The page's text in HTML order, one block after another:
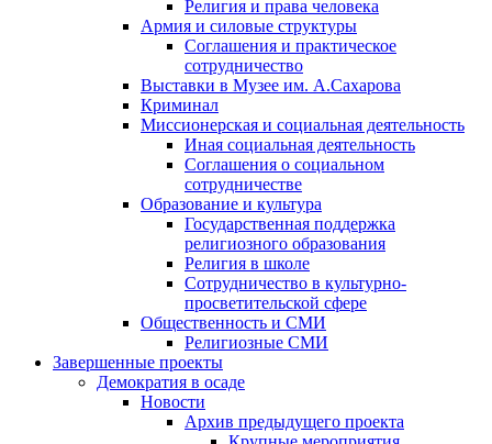
Религия и права человека
Армия и силовые структуры
Соглашения и практическое
сотрудничество
Выставки в Музее им. А.Сахарова
Криминал
Миссионерская и социальная деятельность
Иная социальная деятельность
Соглашения о социальном
сотрудничестве
Образование и культура
Государственная поддержка
религиозного образования
Религия в школе
Сотрудничество в культурно-
просветительской сфере
Общественность и СМИ
Религиозные СМИ
Завершенные проекты
Демократия в осаде
Новости
Архив предыдущего проекта